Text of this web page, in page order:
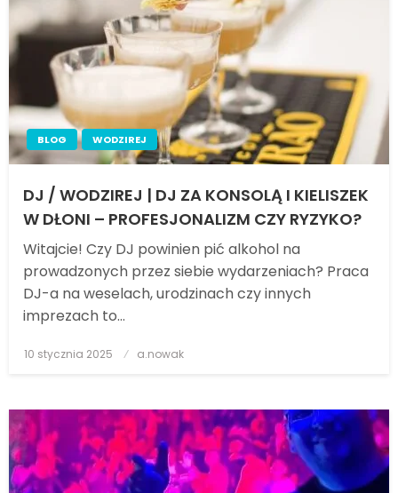
BLOG WODZIREJ
DJ / WODZIREJ | DJ ZA KONSOLĄ I KIELISZEK
W DŁONI – PROFESJONALIZM CZY RYZYKO?
Witajcie! Czy DJ powinien pić alkohol na
prowadzonych przez siebie wydarzeniach? Praca
DJ-a na weselach, urodzinach czy innych
imprezach to…
Posted
10 stycznia 2025 a.nowak